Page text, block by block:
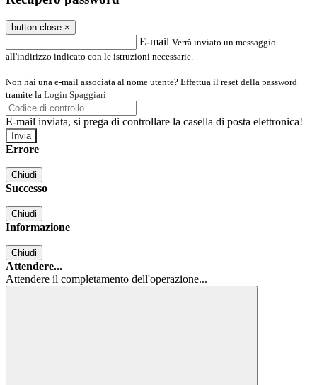
button close ×
E-mail Verrà inviato un messaggio
all'indirizzo indicato con le istruzioni necessarie.
Non hai una e-mail associata al nome utente? Effettua il reset della password
tramite la Login Spaggiari
E-mail inviata, si prega di controllare la casella di posta elettronica!
Errore
Chiudi
Successo
Chiudi
Informazione
Chiudi
Attendere...
Attendere il completamento dell'operazione...